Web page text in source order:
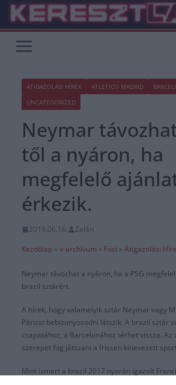
Skip
content
ÁTIGAZOLÁSI HÍREK ATLETICO MADRID
UNCATEGORIZED
Neymar
től a nyáron, ha
megfelelő
érkezik.
2019.06.16.
Zalán
Kezdőlap » x-archívum » Foci » Átigazolási
Neymar távozhat a nyáron, ha a PSG
brazil sztárért.
A hírek, hogy valamelyik sztár Neymar vagy
Párizst bebizonyosodni látszik. A brazil sztár
csapatához, a Barcelonához térhet vissza. Az
szerepet fog játszani a frissen kinevezett
Mint ismert a brazil 2017 nyarán igazolt